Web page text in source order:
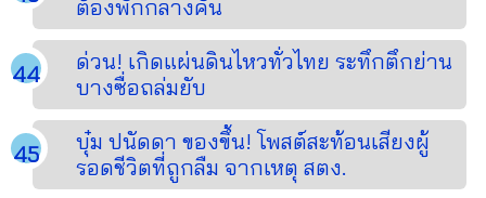
ต้องพักกลางคัน
ด่วน! เกิดแผ่นดินไหวทั่วไทย ระทึกตึกย่าน
บางซื่อถล่มยับ
บุ๋ม ปนัดดา ของขึ้น! โพสต์สะท้อนเสียงผู้
รอดชีวิตที่ถูกลืม จากเหตุ สตง.